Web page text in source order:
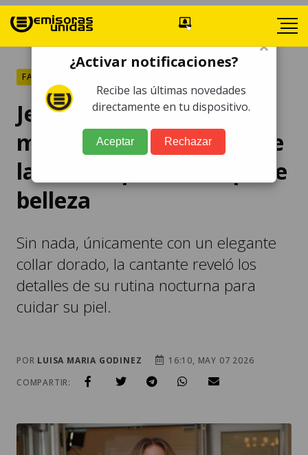
FARÁNDULA
Jennifer López se
muestra al natural desde
la bañera para dar tips de
belleza
Sin nada, únicamente con un elegante
collar dorado, la cantante reveló los
detalles de su rutina nocturna para
cuidar su piel.
POR LUISA MARIA GODINEZ
16:10, MAY 07 2026
COMPARTIR:
×
¿Activar notificaciones?
Recibe las últimas novedades
directamente en tu dispositivo.
Aceptar Rechazar